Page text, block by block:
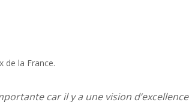
de la France.
car il y a une vision d’excellence